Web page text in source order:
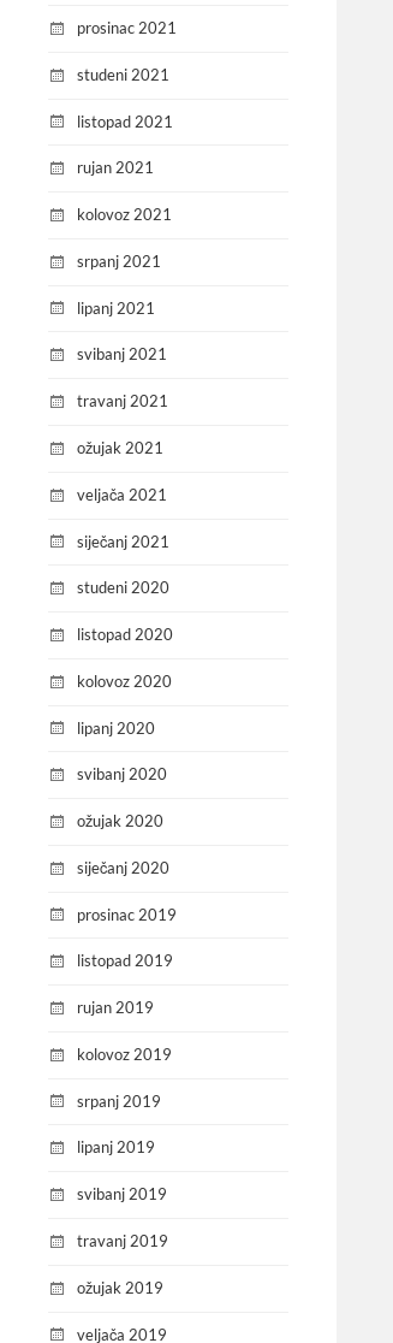
prosinac 2021
studeni 2021
listopad 2021
rujan 2021
kolovoz 2021
srpanj 2021
lipanj 2021
svibanj 2021
travanj 2021
ožujak 2021
veljača 2021
siječanj 2021
studeni 2020
listopad 2020
kolovoz 2020
lipanj 2020
svibanj 2020
ožujak 2020
siječanj 2020
prosinac 2019
listopad 2019
rujan 2019
kolovoz 2019
srpanj 2019
lipanj 2019
svibanj 2019
travanj 2019
ožujak 2019
veljača 2019